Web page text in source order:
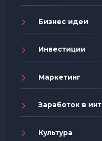
Бизнес идеи
Инвестиции
Маркетинг
Заработок в
Культура